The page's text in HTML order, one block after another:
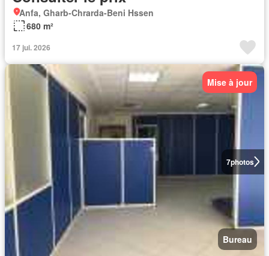
Anfa, Gharb-Chrarda-Beni Hssen
680 m²
17 jui. 2026
7photos
Mise à jour
Bureau